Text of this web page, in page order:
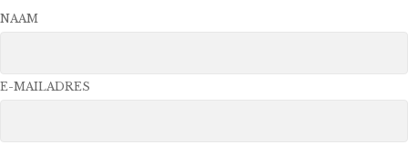
NAAM
E-MAILADRES